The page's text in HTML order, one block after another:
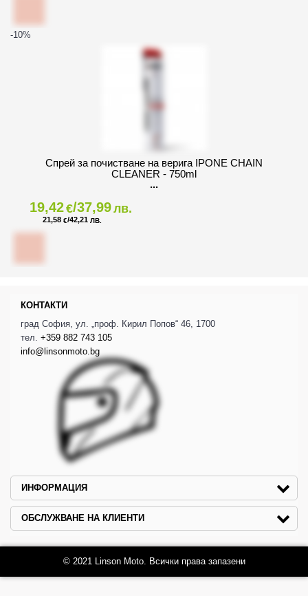
-10%
Спрей за почистване на верига IPONE CHAIN
CLEANER - 750ml
19,42€/37,99лв.
21,58 €/42,21 ЛВ.
КОНТАКТИ
град София, ул. „проф. Кирил Попов“ 46, 1700
тел. +359 882 743 105
info@linsonmoto.bg
ИНФОРМАЦИЯ
ОБСЛУЖВАНЕ НА КЛИЕНТИ
© 2021 Linson Moto. Всички права запазени